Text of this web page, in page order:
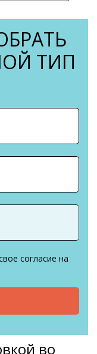
ТИП
согласие на
во